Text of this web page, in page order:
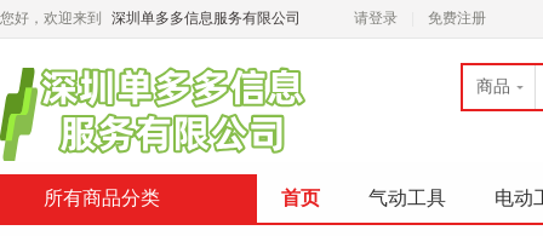
您好，欢迎来到 深圳单多多信息服务有限公司 请登录 免费注册
商品
所有商品分类 首页 气动工具 电动